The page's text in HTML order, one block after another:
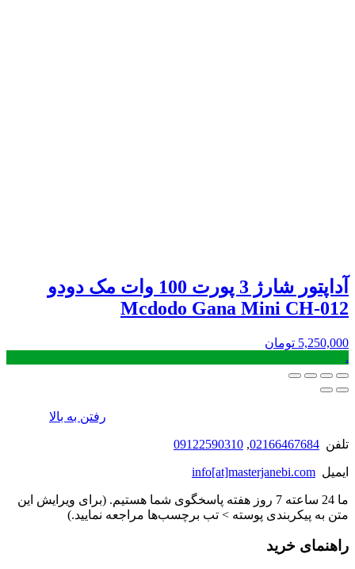
آداپتور شارژ 3 پورت 100 وات مک دودو
Mcdodo Gana Mini CH-012
5,250,000 تومان
.
رفتن به بالا
تلفن 02166467684
,
09122590310
ایمیل info[at]masterjanebi.com
ما 24 ساعته 7 روز هفته پاسخگوی شما هستیم. (برای ویرایش این
متن به پیکربندی پوسته > تب برچسب‌ها مراجعه نمایید.)
راهنمای خرید